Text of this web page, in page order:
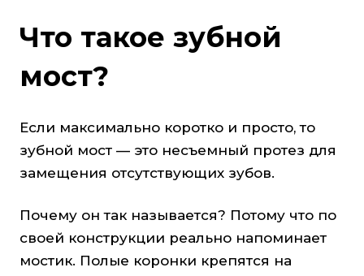
Что такое зубной
мост?
Если максимально коротко и просто, то
зубной мост — это несъемный протез для
замещения отсутствующих зубов.
Почему он так называется? Потому что по
своей конструкции реально напоминает
мостик. Полые коронки крепятся на